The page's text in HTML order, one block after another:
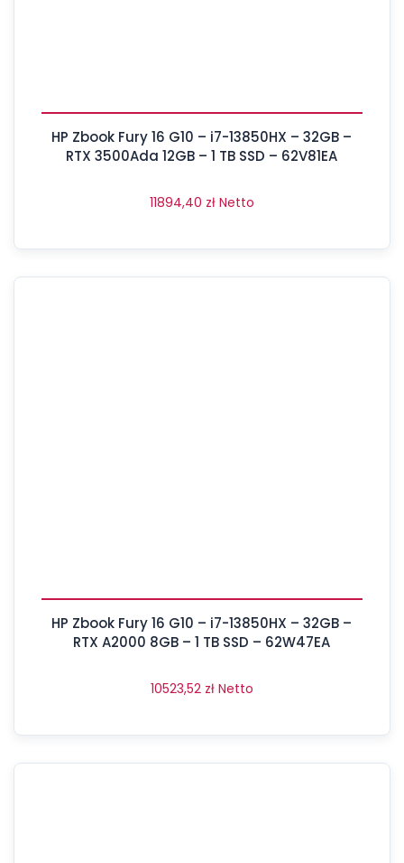
HP Zbook Fury 16 G10 – i7-13850HX – 32GB –
RTX 3500Ada 12GB – 1 TB SSD – 62V81EA
11894,40 zł Netto
HP Zbook Fury 16 G10 – i7-13850HX – 32GB –
RTX A2000 8GB – 1 TB SSD – 62W47EA
10523,52 zł Netto